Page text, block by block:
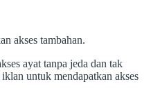
akses tambahan.
ayat tanpa jeda dan tak
untuk mendapatkan akses